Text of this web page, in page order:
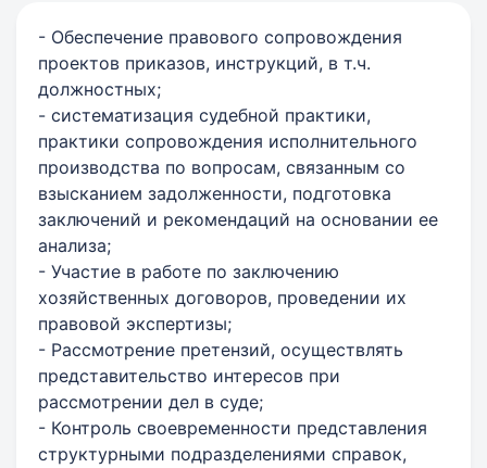
- Обеспечение правового сопровождения
проектов приказов, инструкций, в т.ч.
должностных;
- систематизация судебной практики,
практики сопровождения исполнительного
производства по вопросам, связанным со
взысканием задолженности, подготовка
заключений и рекомендаций на основании ее
анализа;
- Участие в работе по заключению
хозяйственных договоров, проведении их
правовой экспертизы;
- Рассмотрение претензий, осуществлять
представительство интересов при
рассмотрении дел в суде;
- Контроль своевременности представления
структурными подразделениями справок,